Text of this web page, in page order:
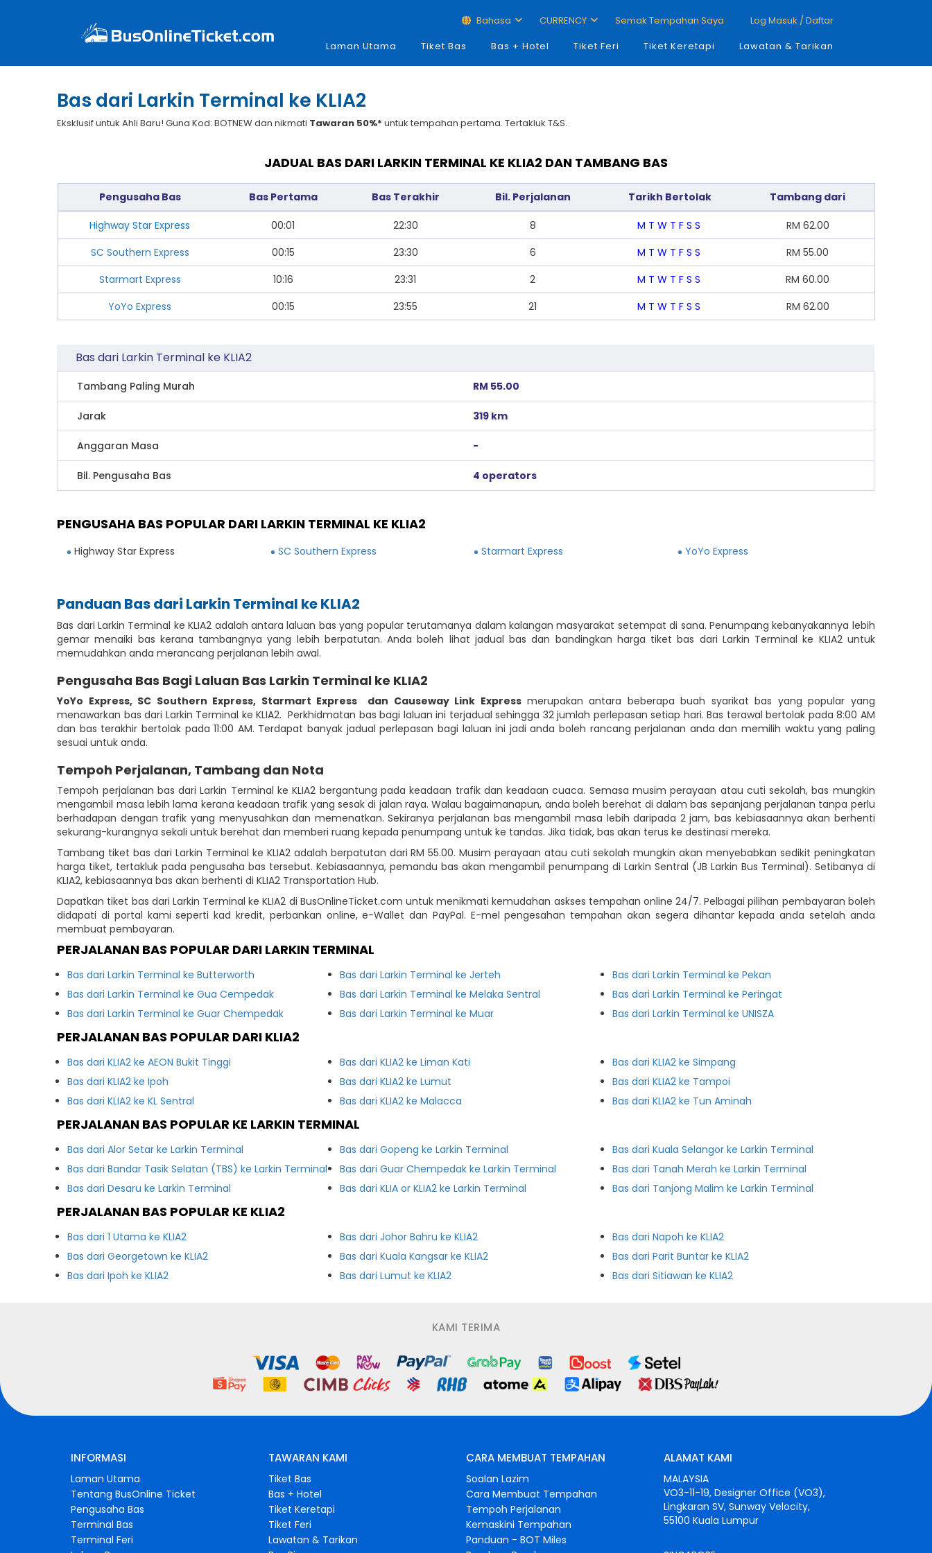
Bahasa CURRENCY Semak Tempahan Saya
Log Masuk / Daftar
Laman Utama
Tiket Bas Bas + Hotel Tiket Feri Tiket Keretapi Lawatan & Tarikan
Bas dari Larkin Terminal ke KLIA2
Eksklusif untuk Ahli Baru! Guna Kod: BOTNEW dan nikmati Tawaran 50%* untuk tempahan pertama. Tertakluk T&S.
JADUAL BAS DARI LARKIN TERMINAL KE KLIA2 DAN TAMBANG BAS
Pengusaha Bas Bas Pertama Bas Terakhir Bil. Perjalanan Tarikh Bertolak Tambang dari
Highway Star Express 00:01 22:30 8 M T W T F S S RM 62.00
SC Southern Express
00:15 23:30 6 M T W T F S S RM 55.00
Starmart Express
10:16 23:31 2 M T W T F S S RM 60.00
YoYo Express
00:15 23:55 21 M T W T F S S RM 62.00
Bas dari Larkin Terminal ke KLIA2
Tambang Paling Murah RM 55.00
Jarak 319 km
Anggaran Masa -
Bil. Pengusaha Bas 4 operators
PENGUSAHA BAS POPULAR DARI LARKIN TERMINAL KE KLIA2
Highway Star Express SC Southern Express Starmart Express YoYo Express
Panduan Bas dari Larkin Terminal ke KLIA2
Bas dari Larkin Terminal ke KLIA2 adalah antara laluan bas yang popular terutamanya dalam kalangan masyarakat setempat di sana. Penumpang kebanyakannya lebih
gemar menaiki bas kerana tambangnya yang lebih berpatutan. Anda boleh lihat jadual bas dan bandingkan harga tiket bas dari Larkin Terminal ke KLIA2 untuk
memudahkan anda merancang perjalanan lebih awal.
Pengusaha Bas Bagi Laluan Bas Larkin Terminal ke KLIA2
YoYo Express, SC Southern Express, Starmart Express dan Causeway Link Expressmerupakan antara beberapa buah syarikat bas yang popular yang
menawarkan bas dari Larkin Terminal ke KLIA2. Perkhidmatan bas bagi laluan ini terjadual sehingga 32 jumlah perlepasan setiap hari. Bas terawal bertolak pada 8:00 AM
dan bas terakhir bertolak pada 11:00 AM. Terdapat banyak jadual perlepasan bagi laluan ini jadi anda boleh rancang perjalanan anda dan memilih waktu yang paling
sesuai untuk anda.
Tempoh Perjalanan, Tambang dan Nota
Tempoh perjalanan bas dari Larkin Terminal ke KLIA2 bergantung pada keadaan trafik dan keadaan cuaca. Semasa musim perayaan atau cuti sekolah, bas mungkin
mengambil masa lebih lama kerana keadaan trafik yang sesak di jalan raya. Walau bagaimanapun, anda boleh berehat di dalam bas sepanjang perjalanan tanpa perlu
berhadapan dengan trafik yang menyusahkan dan memenatkan. Sekiranya perjalanan bas mengambil masa lebih daripada 2 jam, bas kebiasaannya akan berhenti
sekurang-kurangnya sekali untuk berehat dan memberi ruang kepada penumpang untuk ke tandas. Jika tidak, bas akan terus ke destinasi mereka.
Tambang tiket bas dari Larkin Terminal ke KLIA2 adalah berpatutan dari RM 55.00. Musim perayaan atau cuti sekolah mungkin akan menyebabkan sedikit peningkatan
harga tiket, tertakluk pada pengusaha bas tersebut. Kebiasaannya, pemandu bas akan mengambil penumpang di Larkin Sentral (JB Larkin Bus Terminal). Setibanya di
KLIA2, kebiasaannya bas akan berhenti di KLIA2 Transportation Hub.
Dapatkan tiket bas dari Larkin Terminal ke KLIA2 di BusOnlineTicket.com untuk menikmati kemudahan askses tempahan online 24/7. Pelbagai pilihan pembayaran boleh
didapati di portal kami seperti kad kredit, perbankan online, e-Wallet dan PayPal. E-mel pengesahan tempahan akan segera dihantar kepada anda setelah anda
membuat pembayaran.
PERJALANAN BAS POPULAR DARI LARKIN TERMINAL
Bas dari Larkin Terminal ke Butterworth
Bas dari Larkin Terminal ke Gua Cempedak
Bas dari Larkin Terminal ke Guar Chempedak
Bas dari Larkin Terminal ke Jerteh
Bas dari Larkin Terminal ke Melaka Sentral
Bas dari Larkin Terminal ke Muar
Bas dari Larkin Terminal ke Pekan
Bas dari Larkin Terminal ke Peringat
Bas dari Larkin Terminal ke UNISZA
PERJALANAN BAS POPULAR DARI KLIA2
Bas dari KLIA2 ke AEON Bukit Tinggi
Bas dari KLIA2 ke Ipoh
Bas dari KLIA2 ke KL Sentral
Bas dari KLIA2 ke Liman Kati
Bas dari KLIA2 ke Lumut
Bas dari KLIA2 ke Malacca
Bas dari KLIA2 ke Simpang
Bas dari KLIA2 ke Tampoi
Bas dari KLIA2 ke Tun Aminah
PERJALANAN BAS POPULAR KE LARKIN TERMINAL
Bas dari Alor Setar ke Larkin Terminal
Bas dari Bandar Tasik Selatan (TBS) ke Larkin Terminal
Bas dari Desaru ke Larkin Terminal
Bas dari Gopeng ke Larkin Terminal
Bas dari Guar Chempedak ke Larkin Terminal
Bas dari KLIA or KLIA2 ke Larkin Terminal
Bas dari Kuala Selangor ke Larkin Terminal
Bas dari Tanah Merah ke Larkin Terminal
Bas dari Tanjong Malim ke Larkin Terminal
PERJALANAN BAS POPULAR KE KLIA2
Bas dari 1 Utama ke KLIA2
Bas dari Georgetown ke KLIA2
Bas dari Ipoh ke KLIA2
Bas dari Johor Bahru ke KLIA2
Bas dari Kuala Kangsar ke KLIA2
Bas dari Lumut ke KLIA2
Bas dari Napoh ke KLIA2
Bas dari Parit Buntar ke KLIA2
Bas dari Sitiawan ke KLIA2
KAMI TERIMA
INFORMASI
Laman Utama
Tentang BusOnline Ticket
Pengusaha Bas
Terminal Bas
Terminal Feri
TAWARAN KAMI
Tiket Bas
Bas + Hotel
Tiket Keretapi
Tiket Feri
Lawatan & Tarikan
CARA MEMBUAT TEMPAHAN
Soalan Lazim
Cara Membuat Tempahan
Tempoh Perjalanan
Kemaskini Tempahan
Panduan - BOT Miles
ALAMAT KAMI
MALAYSIA
VO3-11-19, Designer Office (VO3),
Lingkaran SV, Sunway Velocity,
55100 Kuala Lumpur